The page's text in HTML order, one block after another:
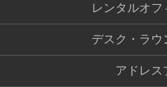
レンタルオフ
デスク・ラウ
アドレス